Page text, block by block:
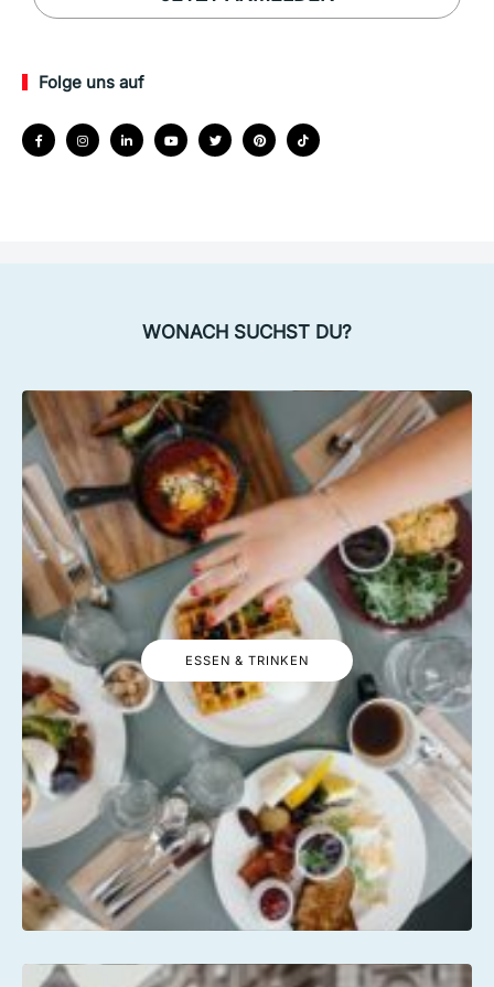
Folge uns auf
WONACH SUCHST DU?
ESSEN & TRINKEN